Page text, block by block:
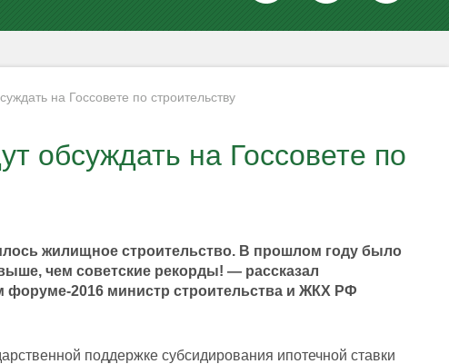
на Госсовете по строительству
обсуждать на Госсовете по
жилищное строительство. В прошлом году было
чем советские рекорды! — рассказал
форуме-2016 министр строительства и ЖКХ РФ
поддержке субсидирования ипотечной ставки